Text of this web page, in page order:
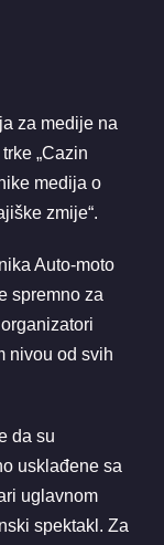
za medije na
„Cazin
medija o
zmije“.
Auto-moto
spremno za
nivou od svih
da su
usklađene sa
uglavnom
spektakl. Za